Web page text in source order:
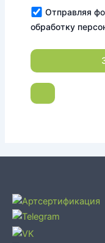
Отправляя
обработку